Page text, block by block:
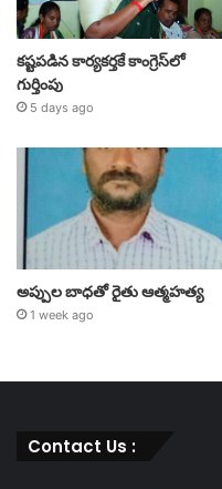
కష్టపడిన కార్యకర్తకే కాంగ్రెస్‌లో
గుర్తింపు
5 days ago
అప్పుల బాధతో రైతు ఆత్మహత్య
1 week ago
Contact Us :